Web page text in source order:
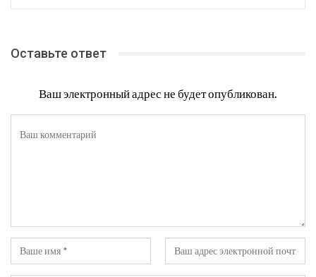
Оставьте ответ
Ваш электронный адрес не будет опубликован.